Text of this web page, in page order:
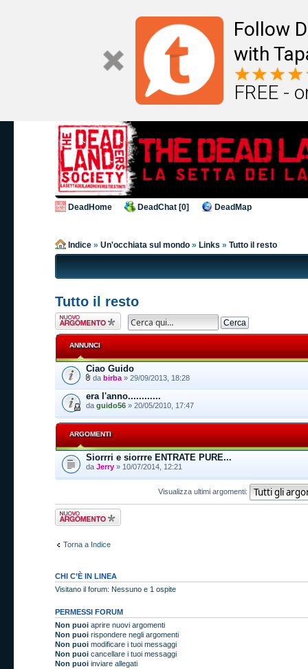
Follow
with
FREE -
DeadHome DeadChat [0] DeadMap
Indice » Un'occhiata sul mondo » Links » Tutto il resto
Tutto il resto
Scrivi un nuovo
argomento
ANNUNCI
Ciao Guido
da birba » 29/09/2013, 18:28
era l'anno............
da guido56 » 20/05/2010, 17:47
ARGOMENTI
Siorrri e siorrre ENTRATE PURE...
da Jerry » 10/07/2014, 12:21
Visualizza ultimi argomenti:
Scrivi un nuovo
argomento
Torna a Indice
CHI C’È IN LINEA
Visitano il forum: Nessuno e 1 ospite
PERMESSI FORUM
Non puoi aprire nuovi argomenti
Non puoi rispondere negli argomenti
Non puoi modificare i tuoi messaggi
Non puoi cancellare i tuoi messaggi
Non puoi inviare allegati